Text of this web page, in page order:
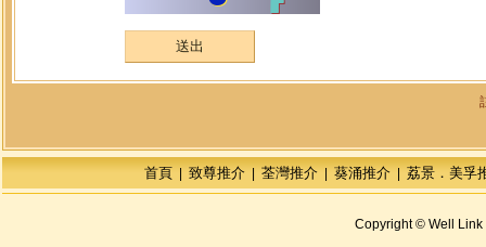
首頁 致尊推介| 荃灣推介| 葵涌推介| 荔景．美孚
Copyright © Well Link